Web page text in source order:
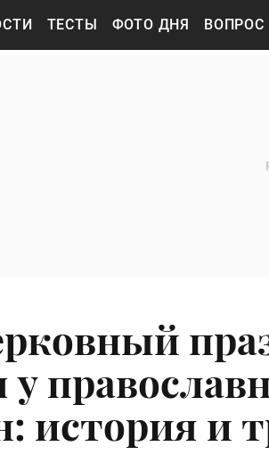
ТЕСТЫ ФОТО ДНЯ ВОПРОС
у
история и